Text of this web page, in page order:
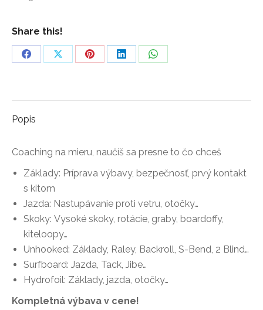
Share this!
Share
Share
Share
Share
Share
Popis
Coaching na mieru, naučíš sa presne to čo chceš
Základy: Príprava výbavy, bezpečnosť, prvý kontakt
s kitom
Jazda: Nastupávanie proti vetru, otočky…
Skoky: Vysoké skoky, rotácie, graby, boardoffy,
kiteloopy…
Unhooked: Základy, Raley, Backroll, S-Bend, 2 Blind…
Surfboard: Jazda, Tack, Jibe…
Hydrofoil: Základy, jazda, otočky…
Kompletná výbava v cene!